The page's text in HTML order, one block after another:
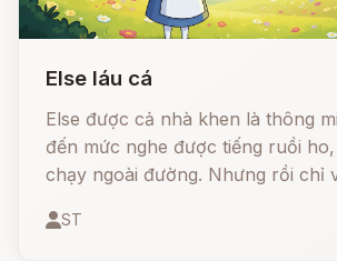
Else láu cá
Else được cả nhà khen là thông
đến mức nghe được tiếng ruồi
chạy ngoài đường. Nhưng rồi chỉ
dao treo tường rơi trúng đầu khi
ST